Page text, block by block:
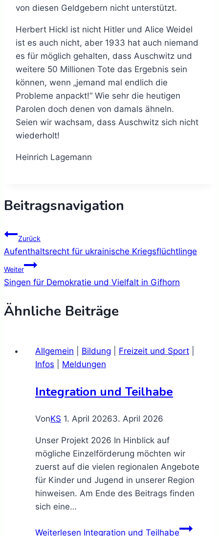
von diesen Geldgebern nicht unterstützt.
Herbert Hickl ist nicht Hitler und Alice Weidel
ist es auch nicht, aber 1933 hat auch niemand
es für möglich gehalten, dass Auschwitz und
weitere 50 Millionen Tote das Ergebnis sein
können, wenn „jemand mal endlich die
Probleme anpackt!“ Wie sehr die heutigen
Parolen doch denen von damals ähneln.
Seien wir wachsam, dass Auschwitz sich nicht
wiederholt!
Heinrich Lagemann
Beitragsnavigation
Zurück
Aufenthaltsrecht für ukrainische Kriegsflüchtlinge
Weiter
Singen für Demokratie und Vielfalt in Gifhorn
Ähnliche Beiträge
Allgemein Bildung Freizeit und Sport
Infos
Meldungen
Integration und Teilhabe
VonKS 1. April 20263. April 2026
Unser Projekt 2026 In Hinblick auf
mögliche Einzelförderung möchten wir
zuerst auf die vielen regionalen Angebote
für Kinder und Jugend in unserer Region
hinweisen. Am Ende des Beitrags finden
sich eine…
Weiterlesen Integration und Teilhabe